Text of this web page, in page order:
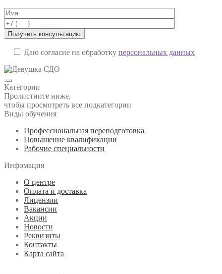
Даю согласие на обработку персональных данных
Категории
Пролистните ниже,
чтобы просмотреть все подкатегории
Виды обучения
Профессиональная переподготовка
Повышение квалификации
Рабочие специальности
Инфомация
О центре
Оплата и доставка
Лицензии
Вакансии
Акции
Новости
Реквизиты
Контакты
Карта сайта